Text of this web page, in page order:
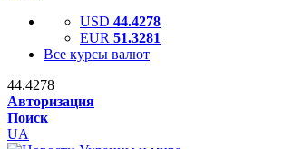
USD 44.4278
EUR 51.3281
Все курсы валют
44.4278
Авторизация
Поиск
UA